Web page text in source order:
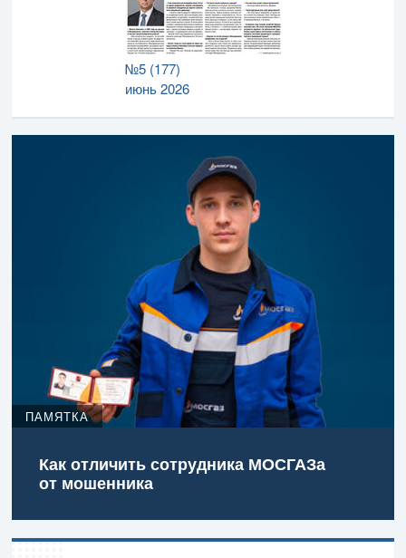
№5 (177)
июнь 2026
ПАМЯТКА
Как отличить сотрудника МОСГАЗа
от мошенника